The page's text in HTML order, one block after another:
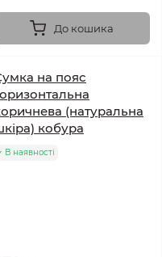
До кошика
на пояс
(натуральна
кобура
В наявності